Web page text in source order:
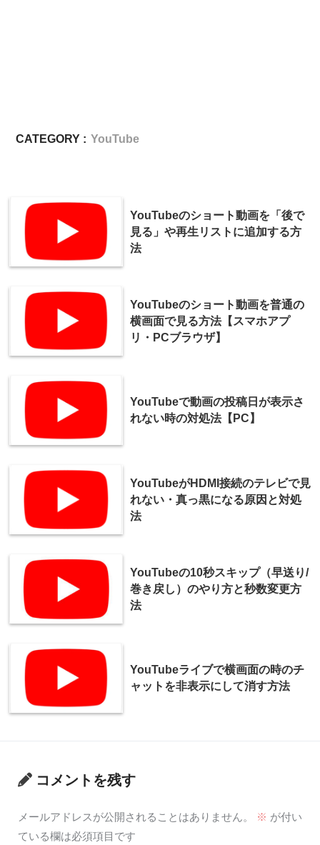
CATEGORY : YouTube
YouTubeのショート動画を「後で
見る」や再生リストに追加する方
法
YouTubeのショート動画を普通の
横画面で見る方法【スマホアプ
リ・PCブラウザ】
YouTubeで動画の投稿日が表示さ
れない時の対処法【PC】
YouTubeがHDMI接続のテレビで見
れない・真っ黒になる原因と対処
法
YouTubeの10秒スキップ（早送り/
巻き戻し）のやり方と秒数変更方
法
YouTubeライブで横画面の時のチ
ャットを非表示にして消す方法
コメントを残す
メールアドレスが公開されることはありません。 ※ が付い
ている欄は必須項目です